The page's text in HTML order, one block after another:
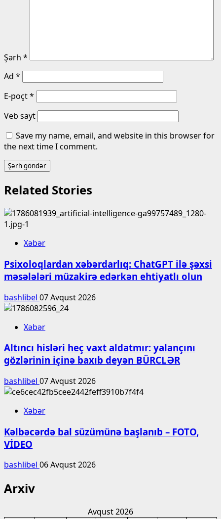
Şərh *
Ad *
E-poçt*
Veb sayt
Save my name, email, and website in this browser for
the next time I comment.
Related Stories
Xəbər
Psixoloqlardan xəbərdarlıq: ChatGPT ilə şəxsi
məsələləri müzakirə edərkən ehtiyatlı olun
bashlibel 07 Avqust 2026
Xəbər
Altıncı hisləri heç vaxt aldatmır: yalançını
gözlərinin içinə baxıb deyən BÜRCLƏR
bashlibel 07 Avqust 2026
Xəbər
Kəlbəcərdə bal süzümünə başlanıb – FOTO,
VİDEO
bashlibel 06 Avqust 2026
Arxiv
Avqust 2026